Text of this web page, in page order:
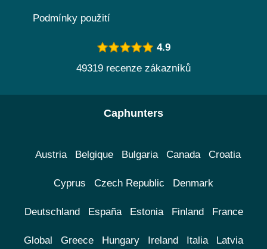
Podmínky použití
4.9
49319 recenze zákazníků
Caphunters
Austria Belgique Bulgaria Canada Croatia
Cyprus Czech Republic Denmark
Deutschland España Estonia Finland France
Global Greece Hungary Ireland Italia Latvia